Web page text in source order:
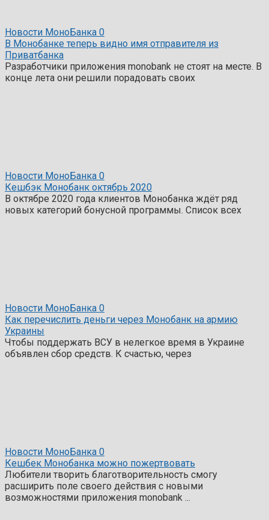
Новости МоноБанка 0
В Монобанке теперь видно имя отправителя из
Приватбанка
Разработчики приложения monobank не стоят на месте. В
конце лета они решили порадовать своих
Новости МоноБанка 0
Кешбэк Монобанк октябрь 2020
В октябре 2020 года клиентов Монобанка ждёт ряд
новых категорий бонусной программы. Список всех
Новости МоноБанка 0
Как перечислить деньги через Монобанк на армию
Украины
Чтобы поддержать ВСУ в нелегкое время в Украине
объявлен сбор средств. К счастью, через
Новости МоноБанка 0
Кешбек Монобанка можно пожертвовать
Любители творить благотворительность смогу
расширить поле своего действия с новыми
возможностями приложения monobank ...